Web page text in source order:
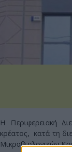
Η Περιφερειακή
κρέατος, κατά τη
Μικροβιολογικών